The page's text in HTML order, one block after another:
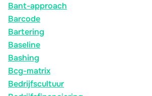
Bant-approach
Barcode
Bartering
Baseline
Bashing
Bcg-matrix
Bedrijfscultuur